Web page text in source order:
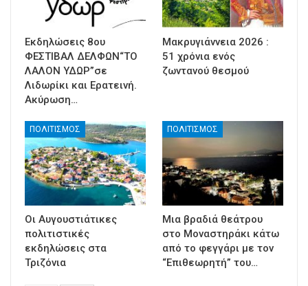
Εκδηλώσεις 8ου
ΦΕΣΤΙΒΑΛ ΔΕΛΦΩΝ“ΤΟ
ΛΑΛΟΝ ΥΔΩΡ”σε
Λιδωρίκι και Ερατεινή.
Ακύρωση…
Μακρυγιάννεια 2026 :
51 χρόνια ενός
ζωντανού θεσμού
ΠΟΛΙΤΙΣΜΟΣ
Οι Αυγουστιάτικες
πολιτιστικές
εκδηλώσεις στα
Τριζόνια
ΠΟΛΙΤΙΣΜΟΣ
Μια βραδιά θεάτρου
στο Μοναστηράκι κάτω
από το φεγγάρι με τον
“Επιθεωρητή” του…